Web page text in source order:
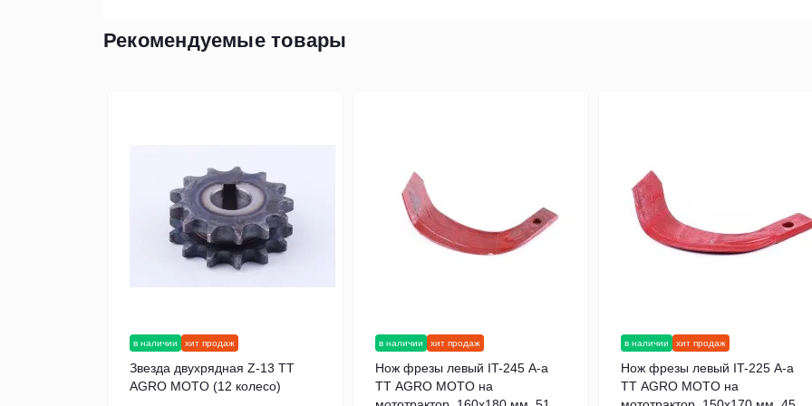
Рекомендуемые товары
в наличии хит продаж
Звезда двухрядная Z-13 TT
AGRO MOTO (12 колесо)
в наличии хит продаж
Нож фрезы левый IT-245 A-a
TT AGRO MOTO на
в наличии хит продаж
Нож фрезы левый IT-225 A-a
TT AGRO MOTO на